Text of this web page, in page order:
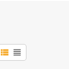
view_list view_headline